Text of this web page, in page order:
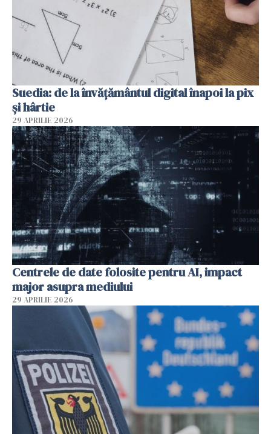
Suedia: de la învățământul digital înapoi la pix
și hârtie
29 APRILIE 2026
Centrele de date folosite pentru AI, impact
major asupra mediului
29 APRILIE 2026